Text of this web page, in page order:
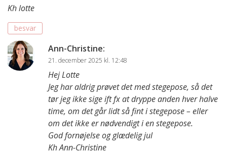
Kh lotte
besvar
Ann-Christine:
21. december 2025 kl. 12:48
Hej Lotte
Jeg har aldrig prøvet det med stegepose, så det
tør jeg ikke sige ift fx at dryppe anden hver halve
time, om det går lidt så fint i stegepose – eller
om det ikke er nødvendigt i en stegepose.
God fornøjelse og glædelig jul
Kh Ann-Christine